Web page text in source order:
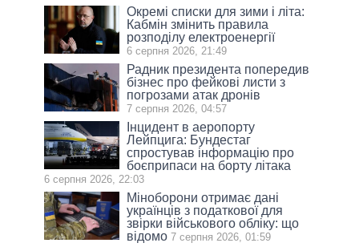
Окремі списки для зими і літа:
Кабмін змінить правила
розподілу електроенергії
6 серпня 2026, 21:49
Радник президента попередив
бізнес про фейкові листи з
погрозами атак дронів
7 серпня 2026, 04:57
Інцидент в аеропорту
Лейпцига: Бундестаг
спростував інформацію про
боєприпаси на борту літака
6 серпня 2026, 22:03
Міноборони отримає дані
українців з податкової для
звірки військового обліку: що
відомо 7 серпня 2026, 01:59